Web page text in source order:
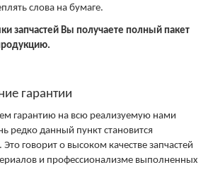
слова на бумаге.
запчастей Вы получаете полный пакет
гарантии
гарантию на всю реализуемую нами
редко данный пункт становится
говорит о высоком качестве запчастей
и профессионализме выполненных